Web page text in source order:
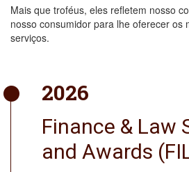
Mais que troféus, eles refletem nosso
nosso consumidor para lhe oferecer os
serviços.
2026
Finance & Law
and Awards